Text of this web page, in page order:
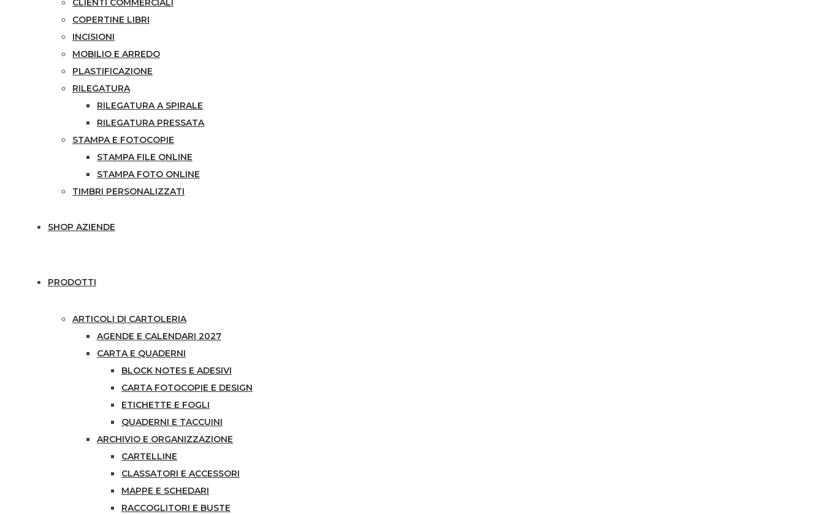
CLIENTI COMMERCIALI
COPERTINE LIBRI
INCISIONI
MOBILIO E ARREDO
PLASTIFICAZIONE
RILEGATURA
RILEGATURA A SPIRALE
RILEGATURA PRESSATA
STAMPA E FOTOCOPIE
STAMPA FILE ONLINE
STAMPA FOTO ONLINE
TIMBRI PERSONALIZZATI
SHOP AZIENDE
PRODOTTI
ARTICOLI DI CARTOLERIA
AGENDE E CALENDARI 2027
CARTA E QUADERNI
BLOCK NOTES E ADESIVI
CARTA FOTOCOPIE E DESIGN
ETICHETTE E FOGLI
QUADERNI E TACCUINI
ARCHIVIO E ORGANIZZAZIONE
CARTELLINE
CLASSATORI E ACCESSORI
MAPPE E SCHEDARI
RACCOGLITORI E BUSTE